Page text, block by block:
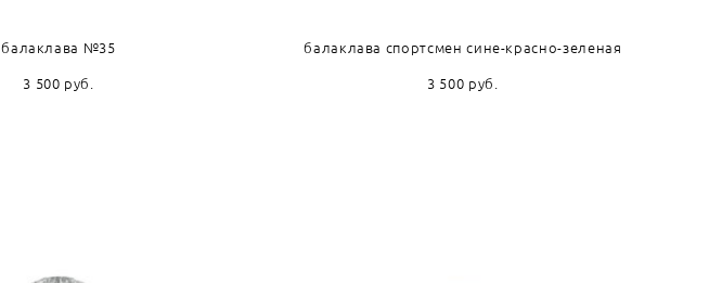
балаклава №35
3 500 pуб.
балаклава спортсмен сине-красно-зеленая
3 500 pуб.